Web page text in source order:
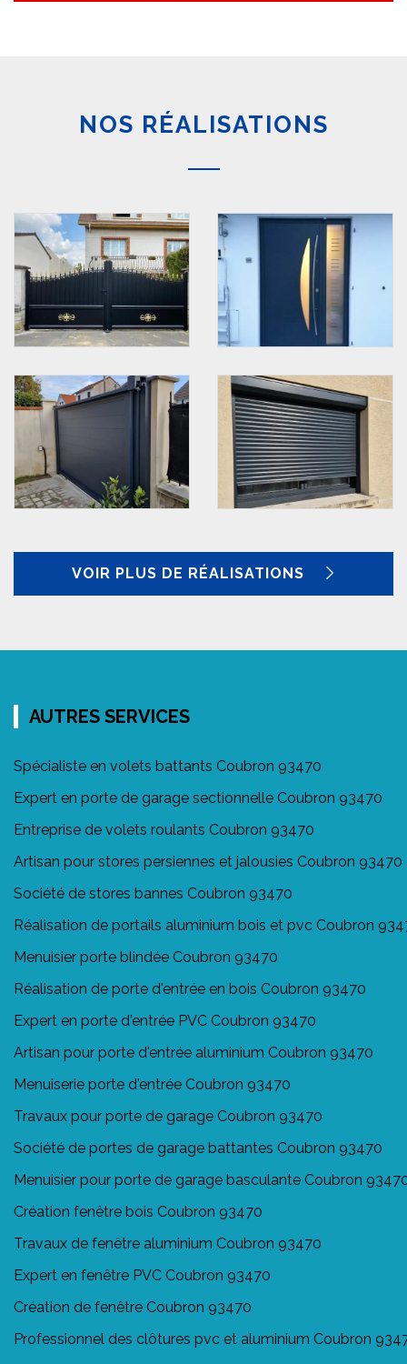
NOS RÉALISATIONS
VOIR PLUS DE RÉALISATIONS
AUTRES SERVICES
Spécialiste en volets battants Coubron 93470
Expert en porte de garage sectionnelle Coubron 93470
Entreprise de volets roulants Coubron 93470
Artisan pour stores persiennes et jalousies Coubron 93470
Société de stores bannes Coubron 93470
Réalisation de portails aluminium bois et pvc Coubron
Menuisier porte blindée Coubron 93470
Réalisation de porte d'entrée en bois Coubron 93470
Expert en porte d'entrée PVC Coubron 93470
Artisan pour porte d'entrée aluminium Coubron 93470
Menuiserie porte d'entrée Coubron 93470
Travaux pour porte de garage Coubron 93470
Société de portes de garage battantes Coubron 93470
Menuisier pour porte de garage basculante Coubron
Création fenêtre bois Coubron 93470
Travaux de fenêtre aluminium Coubron 93470
Expert en fenêtre PVC Coubron 93470
Création de fenêtre Coubron 93470
Professionnel des clôtures pvc et aluminium Coubron